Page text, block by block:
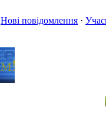
Нові повідомлення ·